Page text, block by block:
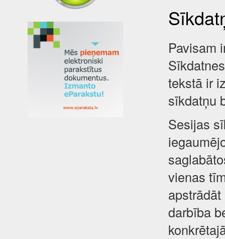
Pavisam
tekstā ir
sīkdatņu
Sesijas
vienas
darbība